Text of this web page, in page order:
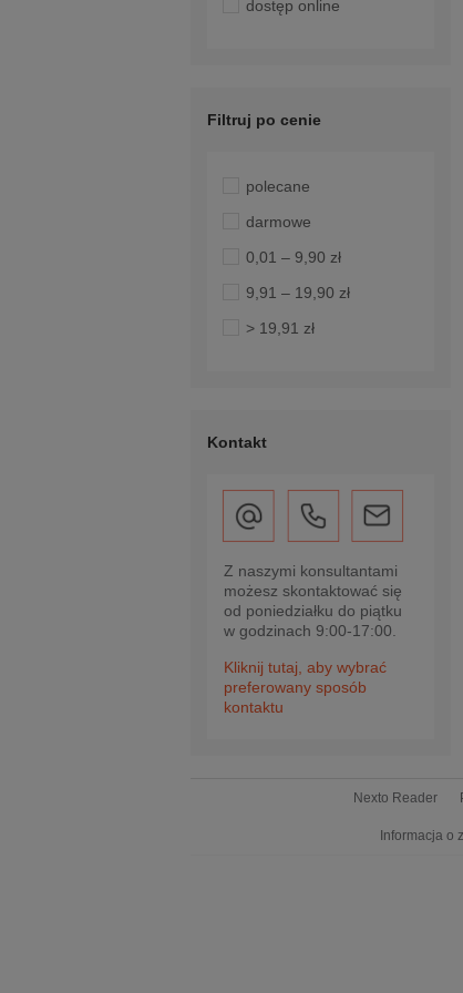
dostęp online
Filtruj po cenie
polecane
darmowe
0,01 – 9,90 zł
9,91 – 19,90 zł
> 19,91 zł
Kontakt
Z naszymi konsultantami
możesz skontaktować się
od poniedziałku do piątku
w godzinach 9:00-17:00.
Kliknij tutaj, aby wybrać
preferowany sposób
kontaktu
Nexto Reader
Informacja o